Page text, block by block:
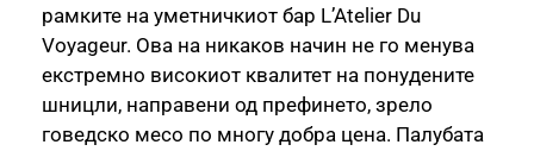
рамките на уметничкиот бар L’Atelier Du
Voyageur. Ова на никаков начин не го менува
екстремно високиот квалитет на понудените
шницли, направени од префинето, зрело
говедско месо по многу добра цена. Палубата